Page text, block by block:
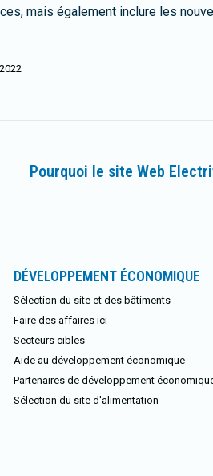
mais également inclure les
Pourquoi le site Web
DÉVELOPPEMENT ÉCONOMIQUE
Sélection du site et des bâtiments
Faire des affaires ici
Secteurs cibles
Aide au développement économique
Partenaires de développement
Sélection du site d'alimentation